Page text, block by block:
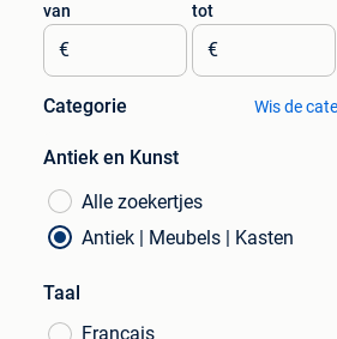
van
€
tot
€
Categorie Wis de
Antiek en Kunst
Alle zoekertjes
Antiek | Meubels | Kasten
Taal
Français